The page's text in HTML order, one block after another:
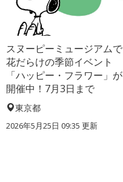
スヌーピーミュージアムで
花だらけの季節イベント
「ハッピー・フラワー」が
開催中！7月3日まで
東京都
2026年5月25日 09:35 更新